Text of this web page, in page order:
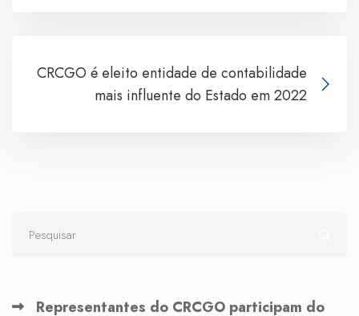
CRCGO é eleito entidade de contabilidade
mais influente do Estado em 2022
Representantes do CRCGO participam do